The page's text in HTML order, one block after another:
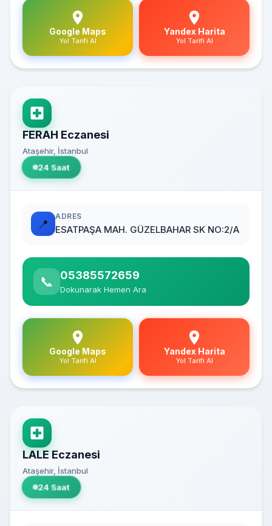
Google Maps
Yol Tarifi Al
Yandex Harita
Yol Tarifi Al
FERAH Eczanesi
Ataşehir, İstanbul
24 Saat
📍
ADRES
ESATPAŞA MAH. GÜZELBAHAR SK NO:2/A
📞 05385572659
Dokunarak Hemen Ara
Google Maps
Yol Tarifi Al
Yandex Harita
Yol Tarifi Al
LALE Eczanesi
Ataşehir, İstanbul
24 Saat